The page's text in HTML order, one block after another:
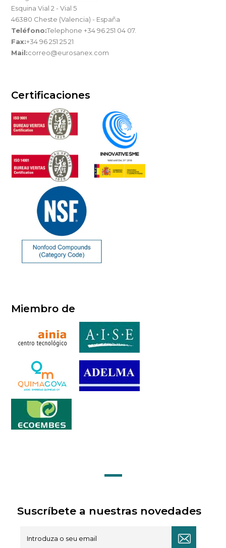
Esquina Vial 2 - Vial 5
46380 Cheste (Valencia) - España
Teléfono:Telephone +34 96 251 04 07.
Fax:+34 96 251 25 21
Mail:correo@eurosanex.com
Certificaciones
Miembro de
Suscríbete a nuestras novedades